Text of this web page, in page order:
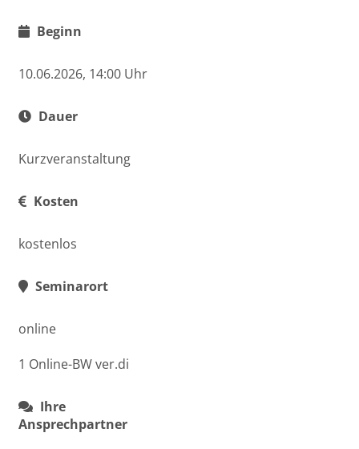
Beginn
10.06.2026, 14:00 Uhr
Dauer
Kurzveranstaltung
Kosten
kostenlos
Seminarort
online
1 Online-BW ver.di
Ihre
Ansprechpartner